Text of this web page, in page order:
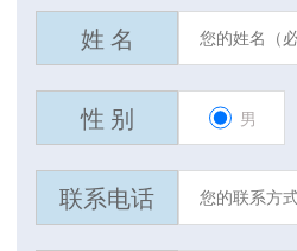
姓 名
性 别 男
联系电话